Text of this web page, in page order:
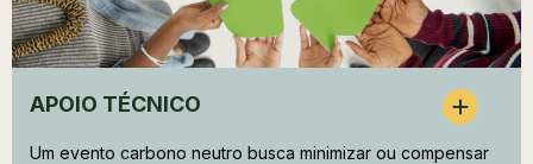
APOIO TÉCNICO
Um evento carbono neutro busca minimizar ou compensar